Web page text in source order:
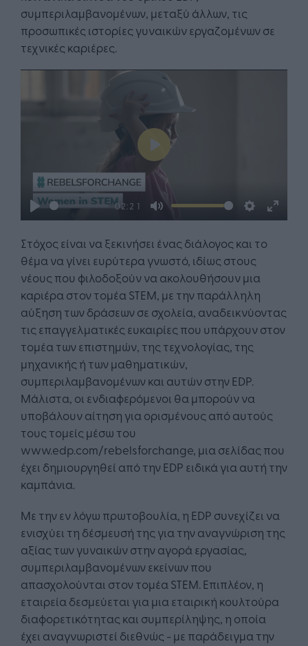
συμπεριλαμβανομένων, μεταξύ άλλων, τις
προσωπικές ιστορίες γυναικών εργαζομένων σε
τεχνικές καριέρες.
Play
02:21
Mute Settings
Enter
Play
Στόχος είναι να ξεκινήσει ένας διάλογος και το
θέμα να γίνει ευρύτερα γνωστό, ιδίως στους
νέους που φιλοδοξούν να ακολουθήσουν μια
καριέρα στον τομέα STEM, με την παράλληλη
αύξηση των δράσεων σε σχολεία, αναδεικνύοντας
τις επαγγελματικές ευκαιρίες που υπάρχουν στον
τομέα των επιστημών, της τεχνολογίας, της
μηχανικής ή των μαθηματικών,
συμπεριλαμβανομένων και αυτών στην EDP.
Μάλιστα, οι ενδιαφερόμενοι θα μπορούν να
υποβάλουν αίτηση για ορισμένους από αυτούς
τους τομείς μέσω του
www.edp.com/rebelsforchange, μια σελίδας που
έχει δημιουργηθεί από την EDP ειδικά για αυτή την
καμπάνια.
Με την εν λόγω πρωτοβουλία, η EDP συνεχίζει να
ενισχύει τη δέσμευσή της για την αναγνώριση της
αξίας των γυναικών στην αγορά εργασίας,
συμπεριλαμβανομένων εκείνων που
απασχολούνται στον τομέα STEM. Επιπλέον, η
εταιρεία δεσμεύεται για μια εταιρική κουλτούρα
διαφορετικότητας και συμπερίληψης, η οποία
έχει αναγνωριστεί διεθνώς - με παράδειγμα την